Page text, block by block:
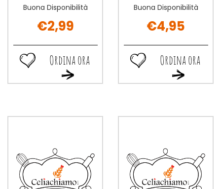
Buona Disponibilità
€2,99
Ordina ora
Ordina
ora PASTA
Ordina
MAIS/RISO
wishlist
Buona Disponibilità
€4,95
Ordina ora
Ordina
ora MIX
Ordina
FARINA
wishlist